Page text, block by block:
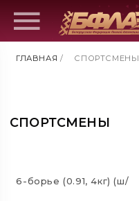
ГЛАВНАЯ / СПОРТСМЕНЫ
СПОРТСМЕНЫ
6-борье (0.91, 4кг) (ш/